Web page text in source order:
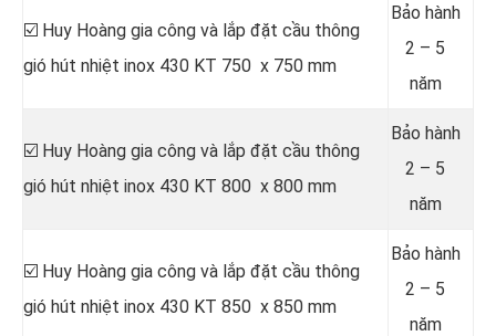
☑️ Huy Hoàng gia công và lắp đặt cầu thông
gió hút nhiệt inox 430 KT 750 x 750 mm
Bảo hành
2 – 5
năm
☑️ Huy Hoàng gia công và lắp đặt cầu thông
gió hút nhiệt inox 430 KT 800 x 800 mm
Bảo hành
2 – 5
năm
☑️ Huy Hoàng gia công và lắp đặt cầu thông
gió hút nhiệt inox 430 KT 850 x 850 mm
Bảo hành
2 – 5
năm